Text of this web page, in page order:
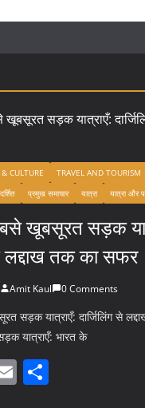
CULTURE TRAVEL AND TOURISM
प्रमुख समाचार यात्रा यात्रा और
खूबसूरत सड़क
लद्दाख तक का सफर
Amit Kaul 0 Comments
सड़क यात्राएँ: दार्जिलिंग से
यात्राएँ: भारत के
E